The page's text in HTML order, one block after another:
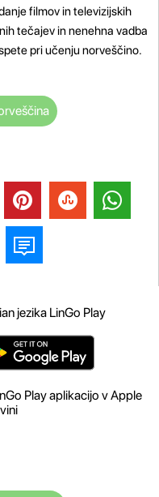
filmov in televizijskih
tečajev in nenehna vadba
pri učenju norveščino.
jezika LinGo Play
Play aplikacijo v Apple